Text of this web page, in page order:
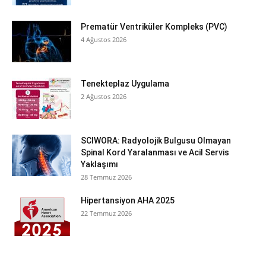
Prematür Ventriküler Kompleks (PVC)
4 Ağustos 2026
Tenekteplaz Uygulama
2 Ağustos 2026
SCIWORA: Radyolojik Bulgusu Olmayan
Spinal Kord Yaralanması ve Acil Servis
Yaklaşımı
28 Temmuz 2026
Hipertansiyon AHA 2025
22 Temmuz 2026